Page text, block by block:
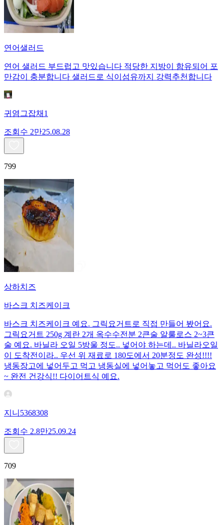
연어샐러드
연어 샐러드 부드럽고 맛있습니다 적당한 지방이 함유되어 포
만감이 충분합니다 샐러드로 식이섬유까지 강력추천합니다
귀염그잡채1
조회수 2만25.08.28
799
상하치즈
바스크 치즈케이크
바스크 치즈케이크 예요. 그릭요거트로 직접 만들어 봤어요.
그릭요거트 250g 계란 2개 옥수수전분 2큰술 알룰로스 2~3큰
술 예요. 바닐라 오일 5방울 정도.. 넣어야 하는데.. 바닐라오일
이 도착전이라.. 우선 위 재료로 180도에서 20분정도 완성!!!!
냉동장고에 넣어두고 먹고 냉동실에 넣어놓고 먹어도 좋아요
~ 완전 건강식!! 다이어트식 예요.
지니5368308
조회수 2.8만25.09.24
709